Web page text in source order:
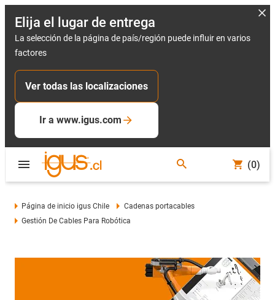
Elija el lugar de entrega
La selección de la página de país/región puede influir en varios
factores
Ver todas las localizaciones
Ir a www.igus.com
(0)
Página de inicio igus Chile
Cadenas portacables
Gestión De Cables Para Robótica